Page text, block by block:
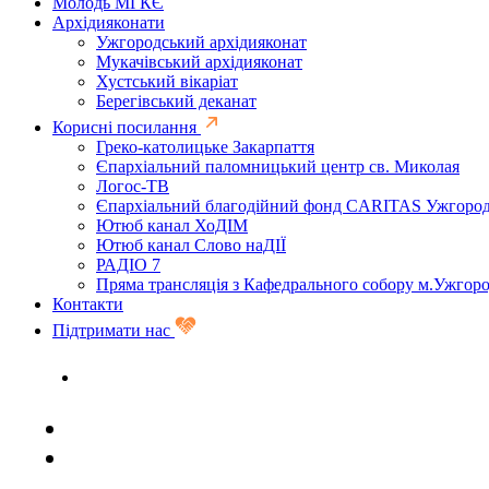
Архідияконати
Ужгородський архідияконат
Мукачівський архідияконат
Хустський вікаріат
Берегівський деканат
Корисні посилання
Греко-католицьке Закарпаття
Єпархіальний паломницький центр св. Миколая
Логос-ТВ
Єпархіальний благодійний фонд CARITAS
Ютюб канал ХоДІМ
Ютюб канал Слово наДІЇ
РАДІО 7
Пряма трансляція з Кафедрального собору
Контакти
Підтримати нас